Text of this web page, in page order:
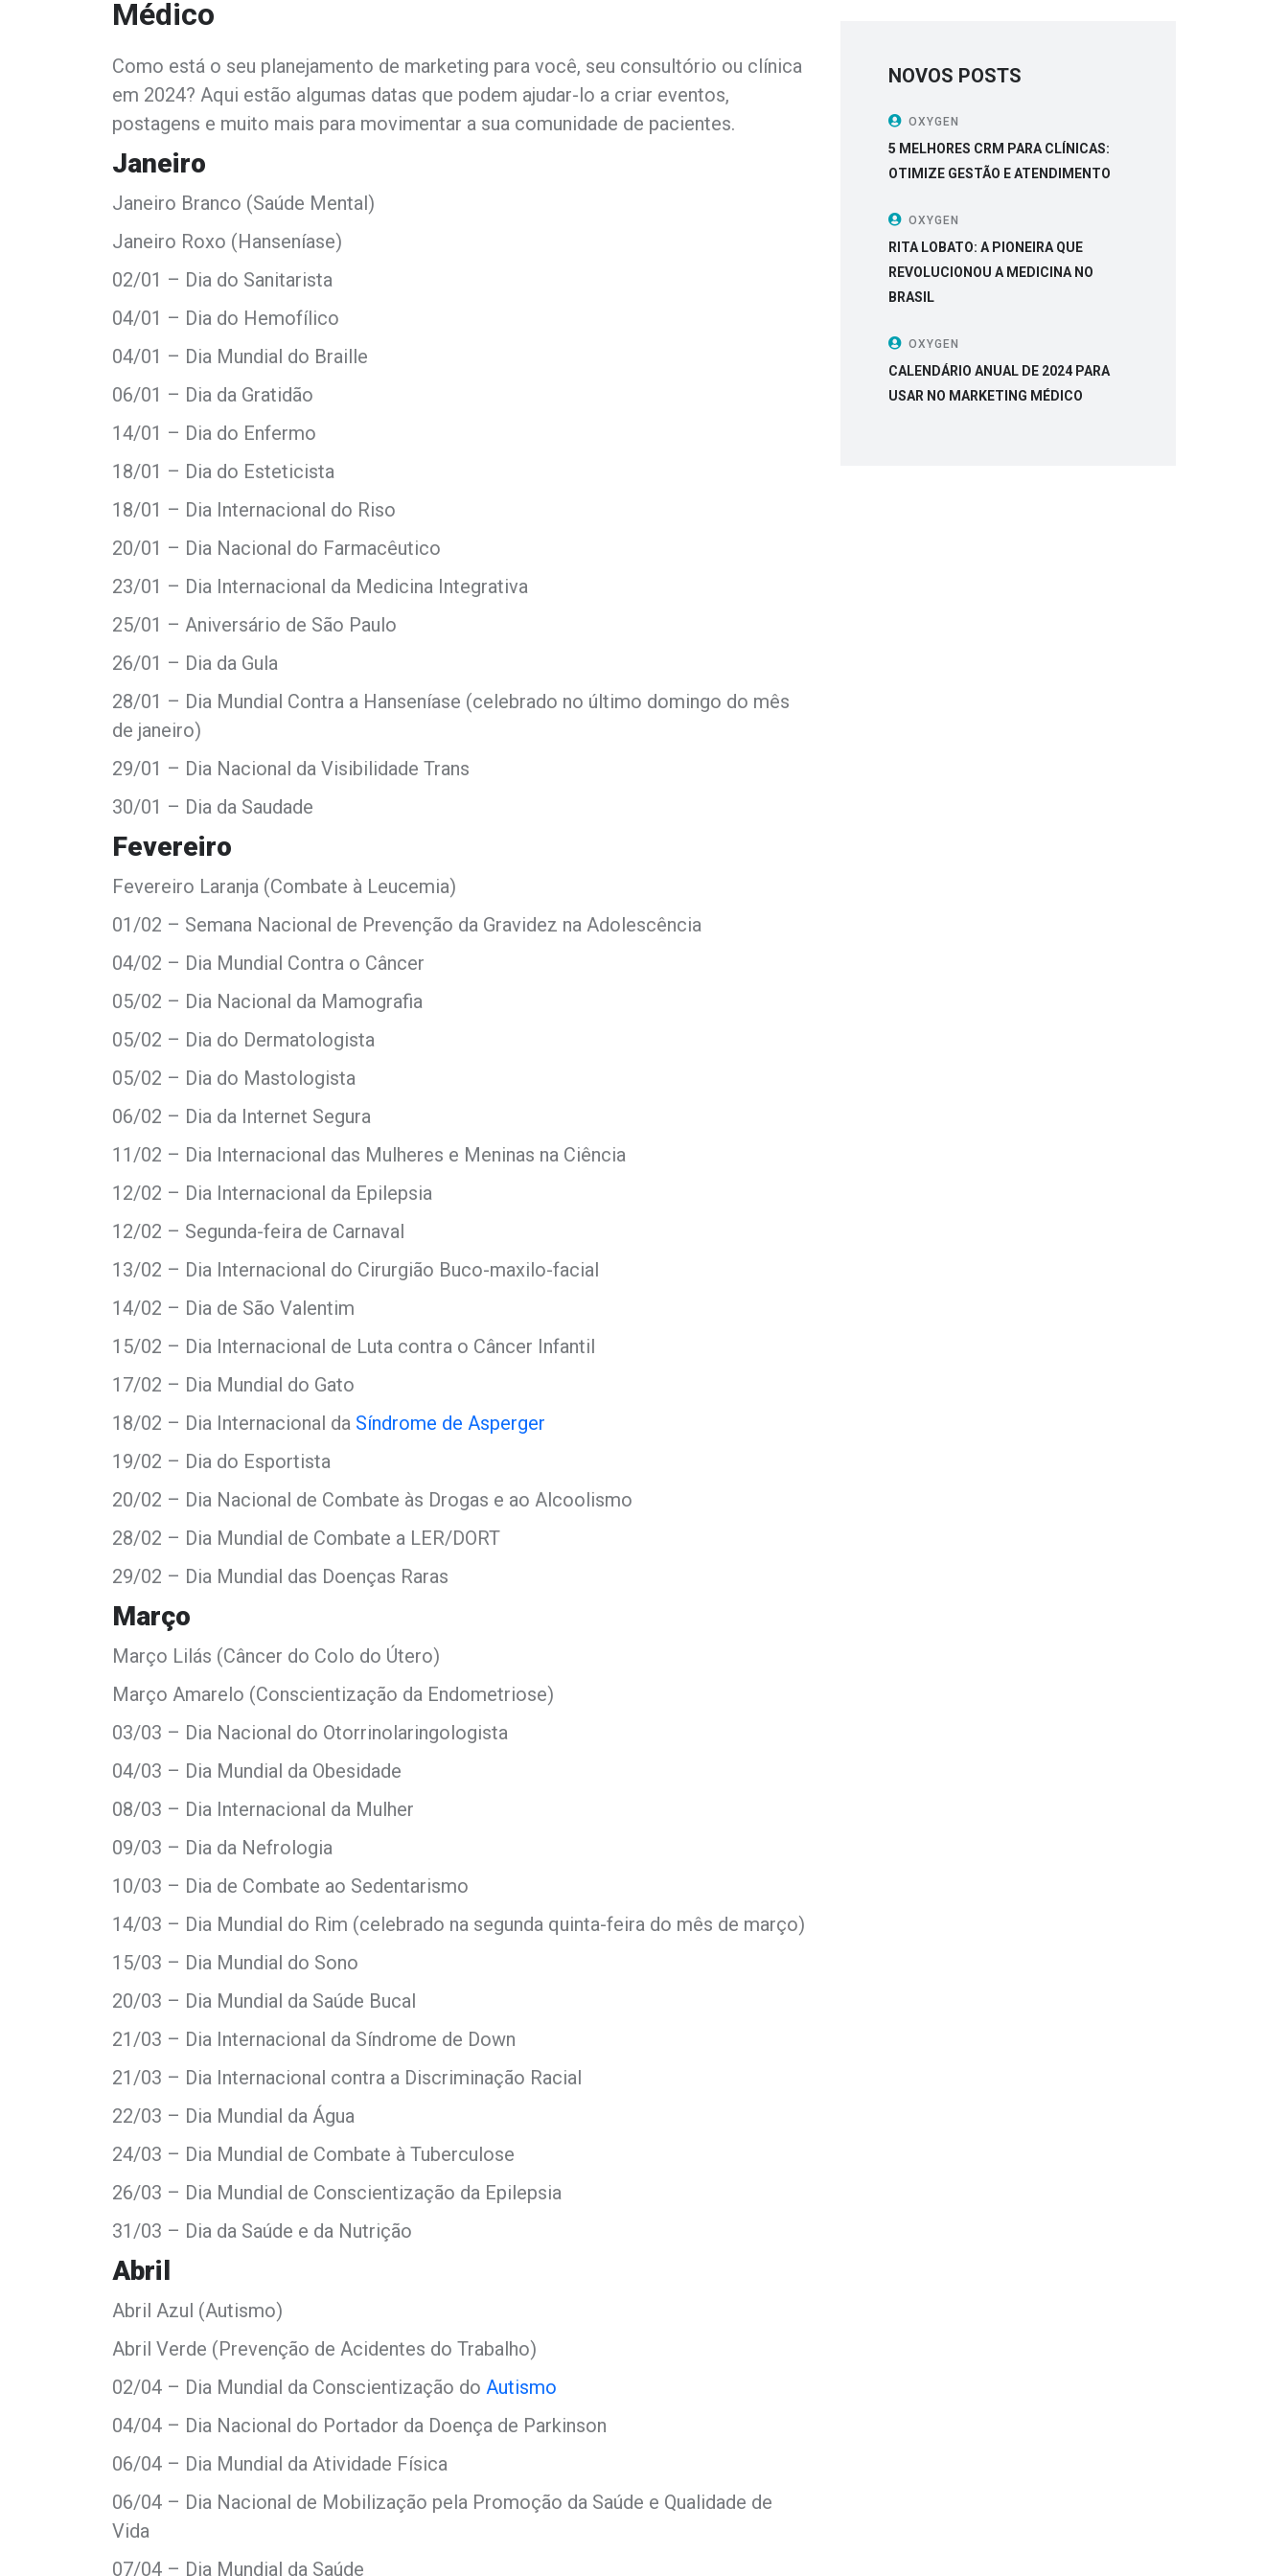
Médico
Como está o seu planejamento de marketing para você, seu consultório ou clínica
em 2024? Aqui estão algumas datas que podem ajudar-lo a criar eventos,
postagens e muito mais para movimentar a sua comunidade de pacientes.
Janeiro
Janeiro Branco (Saúde Mental)
Janeiro Roxo (Hanseníase)
02/01 – Dia do Sanitarista
04/01 – Dia do Hemofílico
04/01 – Dia Mundial do Braille
06/01 – Dia da Gratidão
14/01 – Dia do Enfermo
18/01 – Dia do Esteticista
18/01 – Dia Internacional do Riso
20/01 – Dia Nacional do Farmacêutico
23/01 – Dia Internacional da Medicina Integrativa
25/01 – Aniversário de São Paulo
26/01 – Dia da Gula
28/01 – Dia Mundial Contra a Hanseníase (celebrado no último domingo do mês
de janeiro)
29/01 – Dia Nacional da Visibilidade Trans
30/01 – Dia da Saudade
Fevereiro
Fevereiro Laranja (Combate à Leucemia)
01/02 – Semana Nacional de Prevenção da Gravidez na Adolescência
04/02 – Dia Mundial Contra o Câncer
05/02 – Dia Nacional da Mamografia
05/02 – Dia do Dermatologista
05/02 – Dia do Mastologista
06/02 – Dia da Internet Segura
11/02 – Dia Internacional das Mulheres e Meninas na Ciência
12/02 – Dia Internacional da Epilepsia
12/02 – Segunda-feira de Carnaval
13/02 – Dia Internacional do Cirurgião Buco-maxilo-facial
14/02 – Dia de São Valentim
15/02 – Dia Internacional de Luta contra o Câncer Infantil
17/02 – Dia Mundial do Gato
18/02 – Dia Internacional da Síndrome de Asperger
19/02 – Dia do Esportista
20/02 – Dia Nacional de Combate às Drogas e ao Alcoolismo
28/02 – Dia Mundial de Combate a LER/DORT
29/02 – Dia Mundial das Doenças Raras
Março
Março Lilás (Câncer do Colo do Útero)
Março Amarelo (Conscientização da Endometriose)
03/03 – Dia Nacional do Otorrinolaringologista
04/03 – Dia Mundial da Obesidade
08/03 – Dia Internacional da Mulher
09/03 – Dia da Nefrologia
10/03 – Dia de Combate ao Sedentarismo
14/03 – Dia Mundial do Rim (celebrado na segunda quinta-feira do mês de março)
15/03 – Dia Mundial do Sono
20/03 – Dia Mundial da Saúde Bucal
21/03 – Dia Internacional da Síndrome de Down
21/03 – Dia Internacional contra a Discriminação Racial
22/03 – Dia Mundial da Água
24/03 – Dia Mundial de Combate à Tuberculose
26/03 – Dia Mundial de Conscientização da Epilepsia
31/03 – Dia da Saúde e da Nutrição
Abril
Abril Azul (Autismo)
Abril Verde (Prevenção de Acidentes do Trabalho)
02/04 – Dia Mundial da Conscientização do Autismo
04/04 – Dia Nacional do Portador da Doença de Parkinson
06/04 – Dia Mundial da Atividade Física
06/04 – Dia Nacional de Mobilização pela Promoção da Saúde e Qualidade de
Vida
07/04 – Dia Mundial da Saúde
NOVOS POSTS
OXYGEN
5 MELHORES CRM PARA CLÍNICAS:
OTIMIZE GESTÃO E ATENDIMENTO
OXYGEN
RITA LOBATO: A PIONEIRA QUE
REVOLUCIONOU A MEDICINA NO
BRASIL
OXYGEN
CALENDÁRIO ANUAL DE 2024 PARA
USAR NO MARKETING MÉDICO